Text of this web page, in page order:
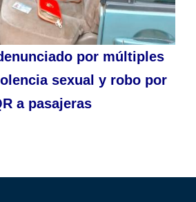
por múltiples
sexual y robo por
a pasajeras